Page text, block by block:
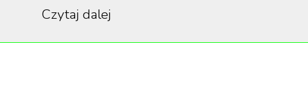
faworytem był Piotr Alexewicz – dwukrotny zwycięzca
w latach 2017 i 2020. Po pierwszych etapach Eric Lu
Czytaj dalej